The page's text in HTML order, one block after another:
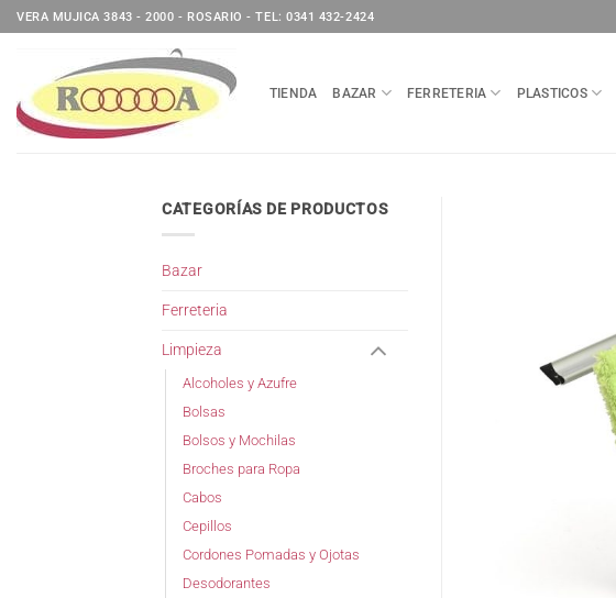
Saltar
al
VERA MUJICA 3843 - 2000 - ROSARIO - TEL: 0341 432-2424
TIENDA BAZAR FERRETERIA PLASTICOS
CATEGORÍAS DE PRODUCTOS
Bazar
Ferreteria
Limpieza
Alcoholes y Azufre
Bolsas
Bolsos y Mochilas
Broches para Ropa
Cabos
Cepillos
Cordones Pomadas y Ojotas
Desodorantes